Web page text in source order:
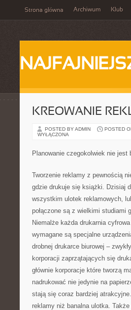
Strona główna Archiwum Klub
KREOWANIE
POSTED BY ADMIN POSTED
WYŁĄCZONA
Planowanie czegokolwiek nie jest
Tworzenie reklamy z pewnością
gdzie drukuje się książki. Dzisiaj
wszystkim ulotek reklamowych,
połączone są z wielkimi studiami
Niemalże każda drukarnia
wymagane są specjalne
drobnej drukarce biurowej –
korporacji zaprzątających się
głównie korporacje które tworzą
nadrukować nie jedynie na
stają się coraz bardziej
reklamy niż banalna ulotka.